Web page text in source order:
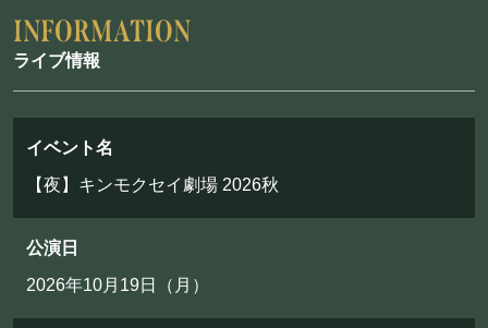
©Mahoroza. All Rights Reserved.
ライブ情報
イベント名
【夜】キンモクセイ劇場 2026秋
公演日
2026年10月19日（月）